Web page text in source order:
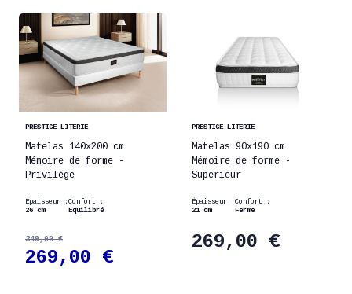
PRESTIGE LITERIE
Matelas 140x200 cm
Mémoire de forme -
Privilège
Épaisseur :
26 cm
Confort :
Equilibré
349,00 €
269,00 €
PRESTIGE LITERIE
Matelas 90x190 cm
Mémoire de forme -
Supérieur
Épaisseur :
21 cm
Confort :
Ferme
269,00 €